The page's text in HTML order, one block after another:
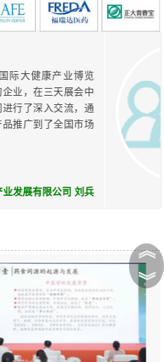
大健康产业博览
业，在三天展会中
了深入交流，通
推广到了全国市场
展有限公司 刘兵
︽
︾